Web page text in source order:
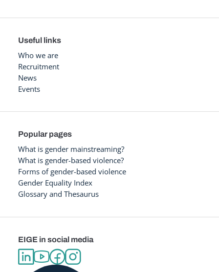
Useful links
Who we are
Recruitment
News
Events
Popular pages
What is gender mainstreaming?
What is gender-based violence?
Forms of gender-based violence
Gender Equality Index
Glossary and Thesaurus
EIGE in social media